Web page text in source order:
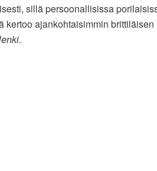
sillä persoonallisissa
kertoo ajankohtaisimmin brittiläisen
.